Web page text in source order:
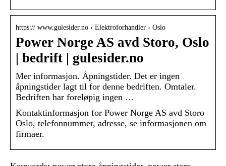
https:// www.gulesider.no › Elektroforhandler › Oslo
Power Norge AS avd Storo, Oslo
| bedrift | gulesider.no
Mer informasjon. Åpningstider. Det er ingen
åpningstider lagt til for denne bedriften. Omtaler.
Bedriften har foreløpig ingen …
Kontaktinformasjon for Power Norge AS avd Storo
Oslo, telefonnummer, adresse, se informasjonen om
firmaer.